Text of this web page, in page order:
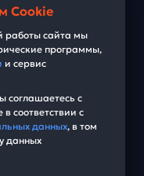
Cookie
работы сайта мы
программы,
и сервис
соглашаетесь с
соответствии с
данных, в том
данных